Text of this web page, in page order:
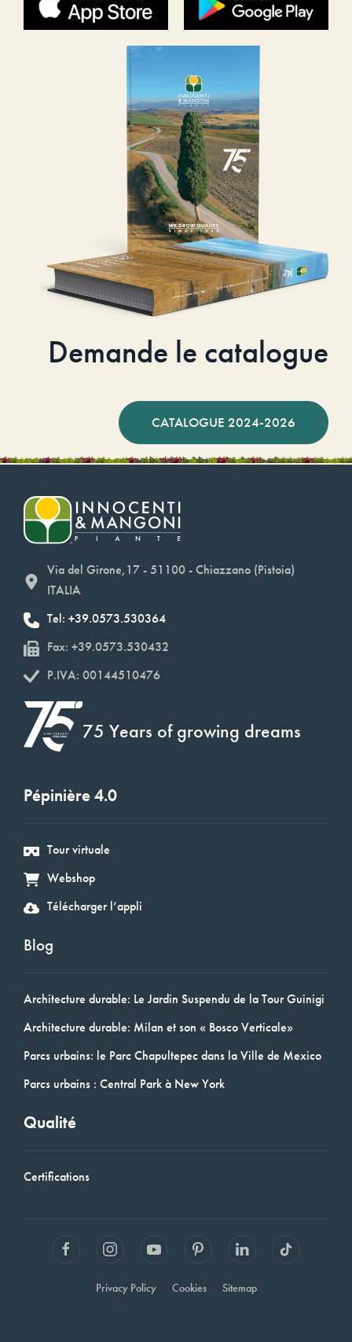
Demande le catalogue
CATALOGUE 2024-2026
Via del Girone,17 - 51100 - Chiazzano (Pistoia)
ITALIA
Tel: +39.0573.530364
Fax: +39.0573.530432
P.IVA: 00144510476
75 Years of growing dreams
Pépinière 4.0
Tour virtuale
Webshop
Télécharger l’appli
Blog
Architecture durable: Le Jardin Suspendu de la Tour Guinigi
Architecture durable: Milan et son « Bosco Verticale»
Parcs urbains: le Parc Chapultepec dans la Ville de Mexico
Parcs urbains : Central Park à New York
Qualité
Certifications
Privacy Policy Cookies Sitemap